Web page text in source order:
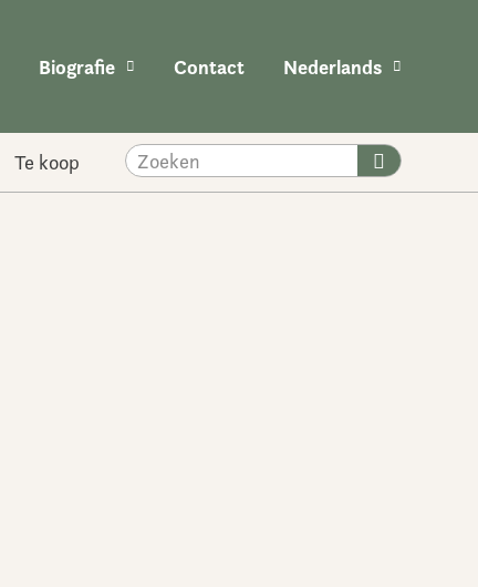
Biografie Contact Nederlands
Te koop Zoeken